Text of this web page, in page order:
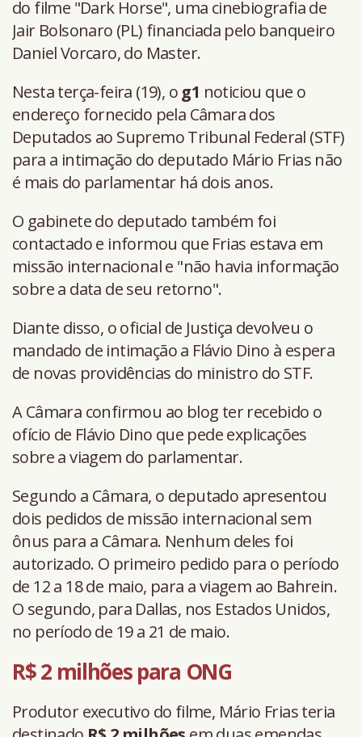
do filme "Dark Horse", uma cinebiografia de
Jair Bolsonaro (PL) financiada pelo banqueiro
Daniel Vorcaro, do Master.
Nesta terça-feira (19), o g1 noticiou que o
endereço fornecido pela Câmara dos
Deputados ao Supremo Tribunal Federal (STF)
para a intimação do deputado Mário Frias não
é mais do parlamentar há dois anos.
O gabinete do deputado também foi
contactado e informou que Frias estava em
missão internacional e "não havia informação
sobre a data de seu retorno".
Diante disso, o oficial de Justiça devolveu o
mandado de intimação a Flávio Dino à espera
de novas providências do ministro do STF.
A Câmara confirmou ao blog ter recebido o
ofício de Flávio Dino que pede explicações
sobre a viagem do parlamentar.
Segundo a Câmara, o deputado apresentou
dois pedidos de missão internacional sem
ônus para a Câmara. Nenhum deles foi
autorizado. O primeiro pedido para o período
de 12 a 18 de maio, para a viagem ao Bahrein.
O segundo, para Dallas, nos Estados Unidos,
no período de 19 a 21 de maio.
R$ 2 milhões para ONG
Produtor executivo do filme, Mário Frias teria